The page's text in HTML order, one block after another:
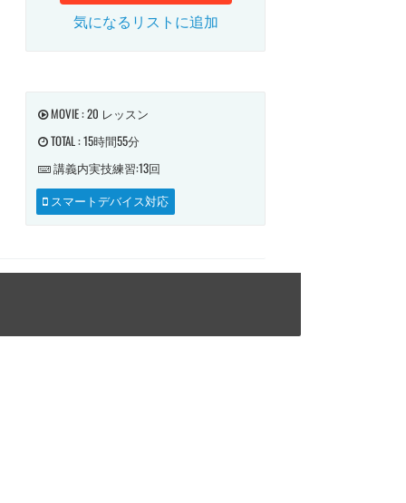
気になるリストに追加
MOVIE : 20 レッスン
TOTAL : 15時間55分
講義内実技練習:13回
スマートデバイス対応